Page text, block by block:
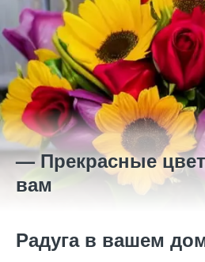
— Прекрасные
вам
Радуга в вашем